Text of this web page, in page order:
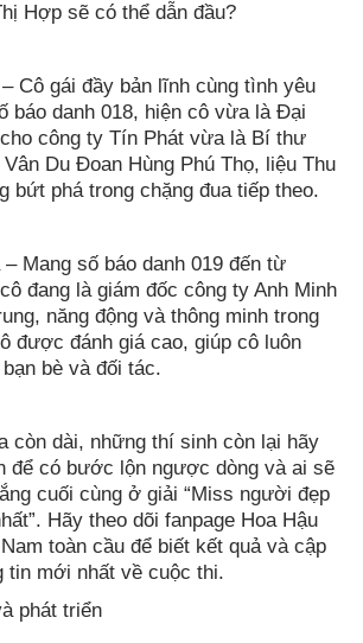
Hợp sẽ có thể dẫn đầu?
Cô gái đầy bản lĩnh cùng tình yêu
báo danh 018, hiện cô vừa là Đại
công ty Tín Phát vừa là Bí thư
Du Đoan Hùng Phú Thọ, liệu Thu
bứt phá trong chặng đua tiếp theo.
– Mang số báo danh 019 đến từ
đang là giám đốc công ty Anh Minh
năng động và thông minh trong
được đánh giá cao, giúp cô luôn
bè và đối tác.
còn dài, những thí sinh còn lại hãy
để có bước lộn ngược dòng và ai sẽ
cuối cùng ở giải “Miss người đẹp
Hãy theo dõi fanpage Hoa Hậu
toàn cầu để biết kết quả và cập
tin mới nhất về cuộc thi.
phát triển